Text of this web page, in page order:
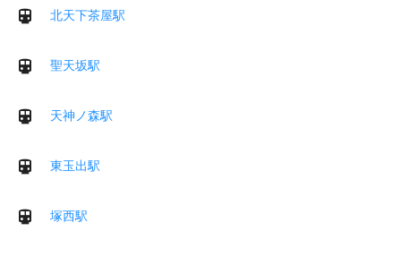
北天下茶屋駅
聖天坂駅
天神ノ森駅
東玉出駅
塚西駅